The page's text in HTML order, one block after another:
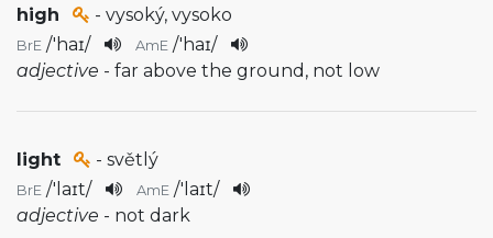
high - vysoký, vysoko
BrE /'haɪ/ AmE /'haɪ/
adjective - far above the ground, not low
light - světlý
BrE /'laɪt/ AmE /'laɪt/
adjective - not dark